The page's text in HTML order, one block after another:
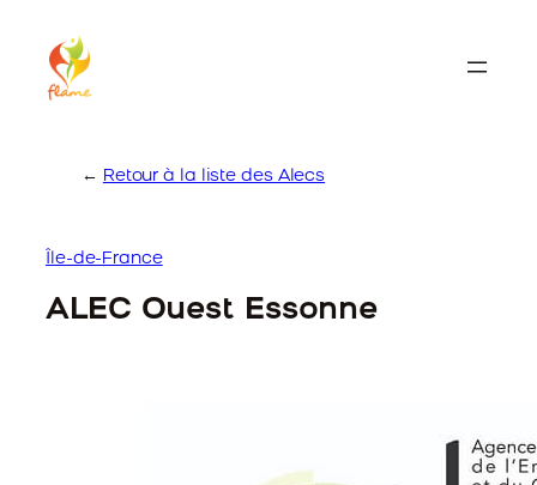
content
← Retour à la liste des Alecs
Île-de-France
ALEC Ouest Essonne